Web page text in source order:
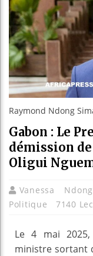
Raymond Ndong
Gabon : Le
démission
Oligui
Vanessa
Politique
7140
Le 4 mai 2025,
ministre sortant